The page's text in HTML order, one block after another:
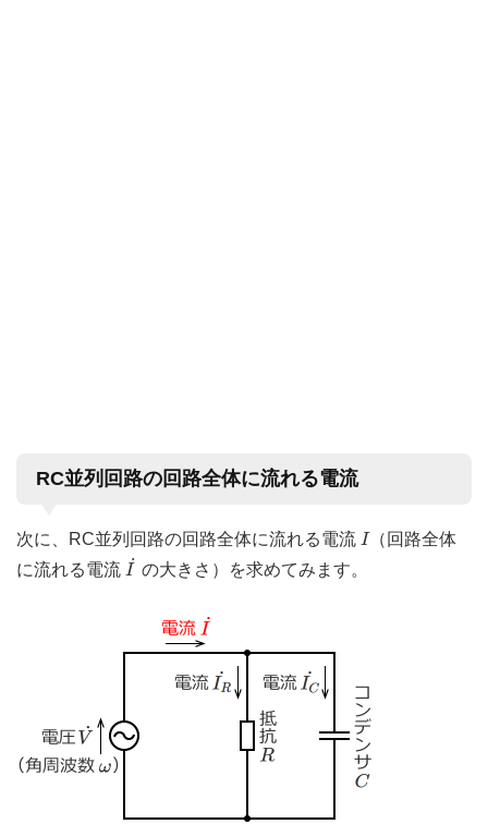
RC並列回路の回路全体に流れる電流
次に、RC並列回路の回路全体に流れる電流 I
I（回路全体
に流れる電流 ˙
I
I˙
の大きさ）を求めてみます。